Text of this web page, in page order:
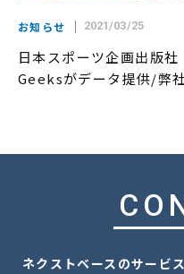
お知らせ 2021/03/25
日本スポーツ企画出版
Geeksがデータ提供/弊
ネクストベースのサービ